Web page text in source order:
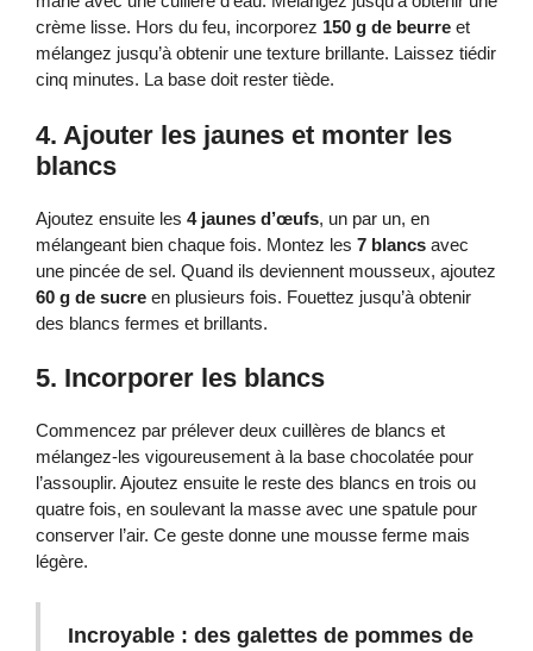
crème lisse. Hors du feu, incorporez 150 g de beurre et
mélangez jusqu’à obtenir une texture brillante. Laissez tiédir
cinq minutes. La base doit rester tiède.
4. Ajouter les jaunes et monter les
blancs
Ajoutez ensuite les 4 jaunes d’œufs, un par un, en
mélangeant bien chaque fois. Montez les 7 blancs avec
une pincée de sel. Quand ils deviennent mousseux, ajoutez
60 g de sucre en plusieurs fois. Fouettez jusqu’à obtenir
des blancs fermes et brillants.
5. Incorporer les blancs
Commencez par prélever deux cuillères de blancs et
mélangez-les vigoureusement à la base chocolatée pour
l’assouplir. Ajoutez ensuite le reste des blancs en trois ou
quatre fois, en soulevant la masse avec une spatule pour
conserver l’air. Ce geste donne une mousse ferme mais
légère.
Incroyable : des galettes de pommes de